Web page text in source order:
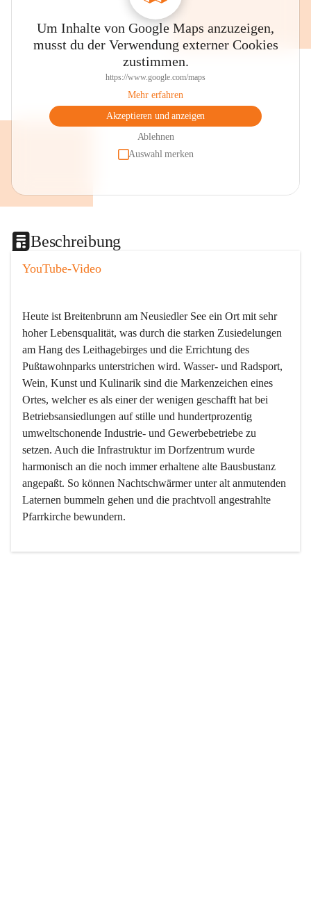
Um Inhalte von Google Maps anzuzeigen,
musst du der Verwendung externer Cookies
zustimmen.
https://www.google.com/maps
Mehr erfahren
Akzeptieren und anzeigen
Ablehnen
Auswahl merken
Beschreibung
YouTube-Video
Heute ist Breitenbrunn am Neusiedler See ein Ort mit sehr
hoher Lebensqualität, was durch die starken Zusiedelungen
am Hang des Leithagebirges und die Errichtung des
Pußtawohnparks unterstrichen wird. Wasser- und Radsport,
Wein, Kunst und Kulinarik sind die Markenzeichen eines
Ortes, welcher es als einer der wenigen geschafft hat bei
Betriebsansiedlungen auf stille und hundertprozentig
umweltschonende Industrie- und Gewerbebetriebe zu
setzen. Auch die Infrastruktur im Dorfzentrum wurde
harmonisch an die noch immer erhaltene alte Bausbustanz
angepaßt. So können Nachtschwärmer unter alt anmutenden
Laternen bummeln gehen und die prachtvoll angestrahlte
Pfarrkirche bewundern.
Der Weinbau dominert heute nicht mehr, ist aber integrativer